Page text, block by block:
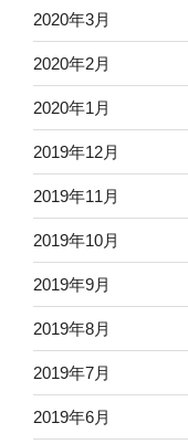
2020年3月
2020年2月
2020年1月
2019年12月
2019年11月
2019年10月
2019年9月
2019年8月
2019年7月
2019年6月